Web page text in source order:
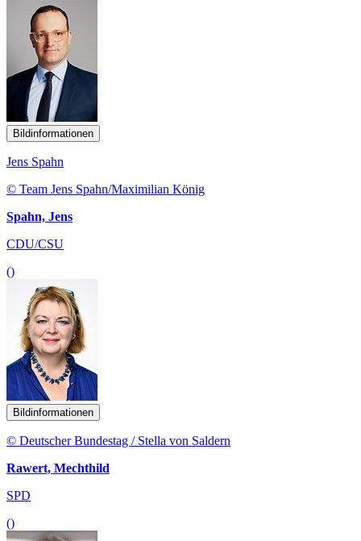
Bildinformationen
Jens Spahn
© Team Jens Spahn/Maximilian König
Spahn, Jens
CDU/CSU
()
Bildinformationen
© Deutscher Bundestag / Stella von Saldern
Rawert, Mechthild
SPD
()